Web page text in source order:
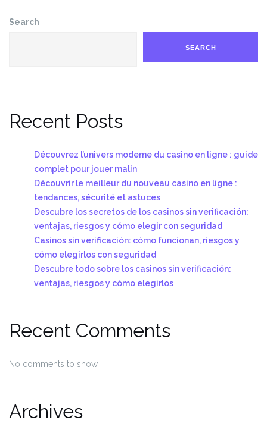
Search
SEARCH
Recent Posts
Découvrez l’univers moderne du casino en ligne : guide
complet pour jouer malin
Découvrir le meilleur du nouveau casino en ligne :
tendances, sécurité et astuces
Descubre los secretos de los casinos sin verificación:
ventajas, riesgos y cómo elegir con seguridad
Casinos sin verificación: cómo funcionan, riesgos y
cómo elegirlos con seguridad
Descubre todo sobre los casinos sin verificación:
ventajas, riesgos y cómo elegirlos
Recent Comments
No comments to show.
Archives